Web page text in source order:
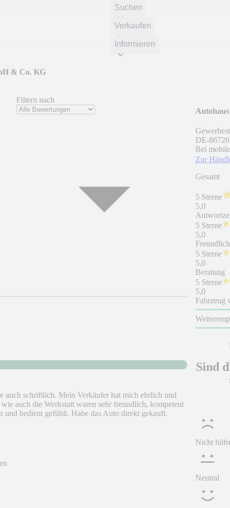
Suchen
Verkaufen
Informieren
& Co. KG
Filtern nach
auch schriftlich. Mein Verkäufer hat mich ehrlich und
auch die Werkstatt waren sehr freundlich, kompetent
und bedient gefühlt. Habe das Auto direkt gekauft.
DE-86720
Bei
Zur
Gesamt
5 Sterne
5,0
5 Sterne
5,0
5 Sterne
5,0
Beratung
5 Sterne
5,0
Fahrzeug
Sind
Nicht
Neutral